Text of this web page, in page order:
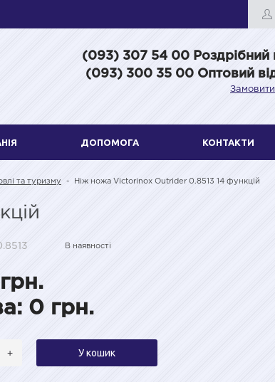
(093) 307 54 00 Роздрібний
(093) 300 35 00 Оптовий
Замовити
ДОПОМОГА КОНТАКТИ
та туризму - Ніж ножа Victorinox Outrider 0.8513 14 функцій
В наявності
0 грн.
+ У кошик